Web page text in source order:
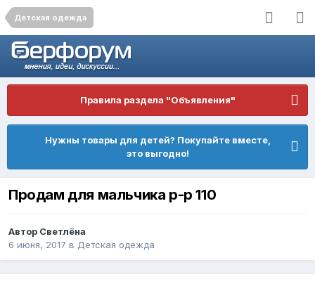
Детская одежда
Правила раздела "Объявления"
Нужны товары для детей? Покупайте вместе,
это выгодно!
Продам для мальчика р-р 110
Автор Светлёна
6 июня, 2017 в Детская одежда